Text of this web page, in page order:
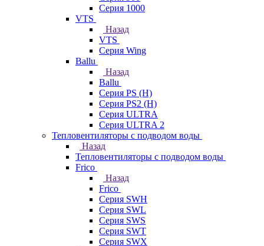
Серия 1000
VTS
Назад
VTS
Серия Wing
Ballu
Назад
Ballu
Серия PS (H)
Серия PS2 (H)
Серия ULTRA
Серия ULTRA 2
Тепловентиляторы с подводом воды
Назад
Тепловентиляторы с подводом воды
Frico
Назад
Frico
Серия SWH
Серия SWL
Серия SWS
Серия SWT
Серия SWX